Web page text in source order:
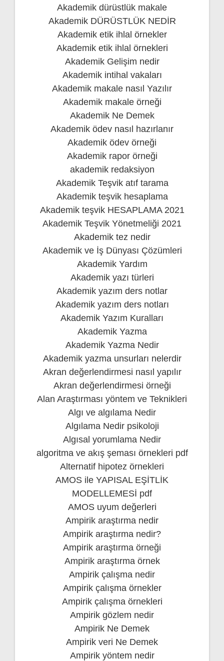
Akademik dürüstlük makale
Akademik DÜRÜSTLÜK NEDİR
Akademik etik ihlal örnekler
Akademik etik ihlal örnekleri
Akademik Gelişim nedir
Akademik intihal vakaları
Akademik makale nasıl Yazılır
Akademik makale örneği
Akademik Ne Demek
Akademik ödev nasıl hazırlanır
Akademik ödev örneği
Akademik rapor örneği
akademik redaksiyon
Akademik Teşvik atıf tarama
Akademik teşvik hesaplama
Akademik teşvik HESAPLAMA 2021
Akademik Teşvik Yönetmeliği 2021
Akademik tez nedir
Akademik ve İş Dünyası Çözümleri
Akademik Yardım
Akademik yazı türleri
Akademik yazım ders notlar
Akademik yazım ders notları
Akademik Yazım Kuralları
Akademik Yazma
Akademik Yazma Nedir
Akademik yazma unsurları nelerdir
Akran değerlendirmesi nasıl yapılır
Akran değerlendirmesi örneği
Alan Araştırması yöntem ve Teknikleri
Algı ve algılama Nedir
Algılama Nedir psikoloji
Algısal yorumlama Nedir
algoritma ve akış şeması örnekleri pdf
Alternatif hipotez örnekleri
AMOS ile YAPISAL EŞİTLİK
MODELLEMESİ pdf
AMOS uyum değerleri
Ampirik araştırma nedir
Ampirik araştırma nedir?
Ampirik araştırma örneği
Ampirik araştırma örnek
Ampirik çalışma nedir
Ampirik çalışma örnekler
Ampirik çalışma örnekleri
Ampirik gözlem nedir
Ampirik Ne Demek
Ampirik veri Ne Demek
Ampirik yöntem nedir